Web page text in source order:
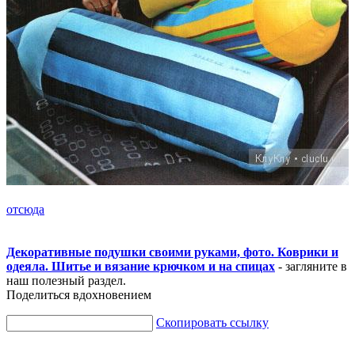
отсюда
Декоративные подушки своими руками, фото. Коврики и
одеяла. Шитье и вязание крючком и на спицах - загляните в
наш полезный раздел.
Поделиться вдохновением
Скопировать ссылку